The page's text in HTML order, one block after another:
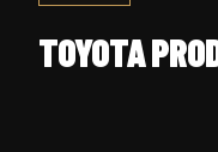
TOYOTA